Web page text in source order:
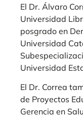
El Dr. Álvaro
Universidad
posgrado en
Universidad
Universidad
El Dr. Correa
de Proyectos
Gerencia en